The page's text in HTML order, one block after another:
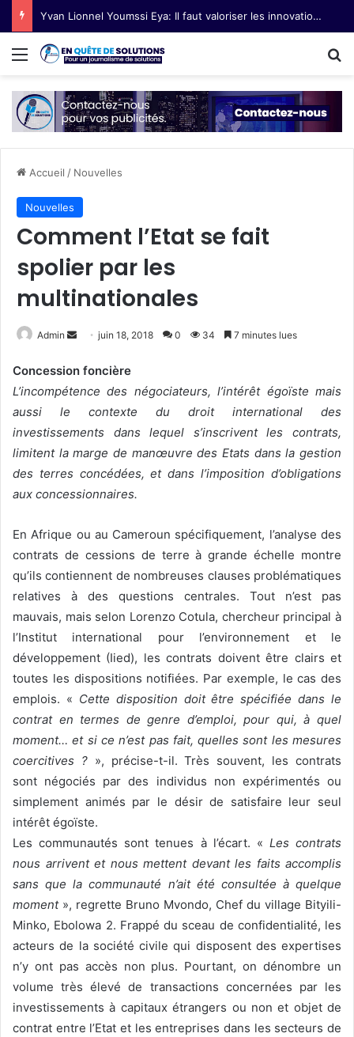
Yvan Lionnel Youmssi Eya: Il faut valoriser les innovations technologiques paysannes
Menu
Accueil / Nouvelles
Nouvelles
Comment l’Etat se fait
spolier par les
multinationales
Admin
v
o
e
r
r
r
i
e
l
juin 18, 2018 0 34 7 minutes lues
Concession foncière
L’incompétence des négociateurs, l’intérêt égoïste mais
aussi le contexte du droit international des
investissements dans lequel s’inscrivent les contrats,
limitent la marge de manœuvre des Etats dans la gestion
des terres concédées, et dans l’imposition d’obligations
aux concessionnaires.
En Afrique ou au Cameroun spécifiquement, l’analyse des
contrats de cessions de terre à grande échelle montre
qu’ils contiennent de nombreuses clauses problématiques
relatives à des questions centrales. Tout n’est pas
mauvais, mais selon Lorenzo Cotula, chercheur principal à
l’Institut international pour l’environnement et le
développement (Iied), les contrats doivent être clairs et
toutes les dispositions notifiées. Par exemple, le cas des
emplois. « Cette disposition doit être spécifiée dans le
contrat en termes de genre d’emploi, pour qui, à quel
moment… et si ce n’est pas fait, quelles sont les mesures
coercitives ?», précise-t-il. Très souvent, les contrats
sont négociés par des individus non expérimentés ou
simplement animés par le désir de satisfaire leur seul
intérêt égoïste.
Les communautés sont tenues à l’écart. « Les contrats
nous arrivent et nous mettent devant les faits accomplis
sans que la communauté n’ait été consultée à quelque
moment», regrette Bruno Mvondo, Chef du village Bityili-
Minko, Ebolowa 2. Frappé du sceau de confidentialité, les
acteurs de la société civile qui disposent des expertises
n’y ont pas accès non plus. Pourtant, on dénombre un
volume très élevé de transactions concernées par les
investissements à capitaux étrangers ou non et objet de
contrat entre l’Etat et les entreprises dans les secteurs de